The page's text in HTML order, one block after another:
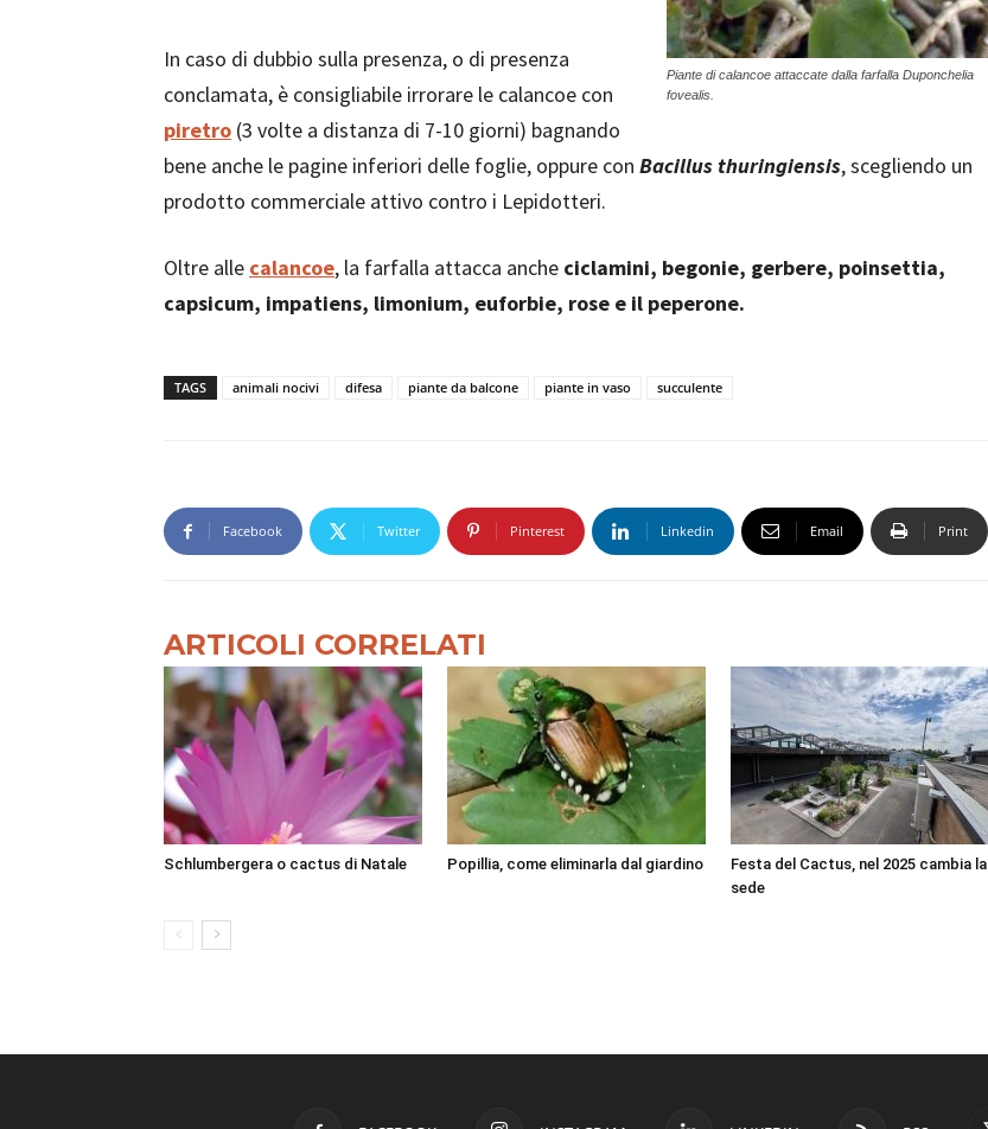
Piante di calancoe attaccate dalla farfalla Duponchelia
fovealis.
In caso di dubbio sulla presenza, o di presenza
conclamata, è consigliabile irrorare le calancoe con
piretro (3 volte a distanza di 7-10 giorni) bagnando
bene anche le pagine inferiori delle foglie, oppure con Bacillus thuringiensis, scegliendo un
prodotto commerciale attivo contro i Lepidotteri.
Oltre alle calancoe, la farfalla attacca anche ciclamini, begonie, gerbere, poinsettia,
capsicum, impatiens, limonium, euforbie, rose e il peperone.
TAGS animali nocivi difesa piante da balcone piante in vaso succulente
Facebook Twitter Pinterest Linkedin Email Print
ARTICOLI CORRELATI
Schlumbergera o cactus di Natale Popillia, come eliminarla dal giardino
Festa del Cactus, nel 2025 cambia la
sede